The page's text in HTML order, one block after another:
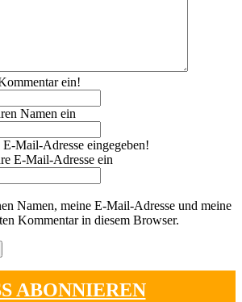
ein!
Namen ein
E-Mail-Adresse eingegeben!
E-Mail-Adresse ein
Namen, meine E-Mail-Adresse und meine
Kommentar in diesem Browser.
ABONNIEREN